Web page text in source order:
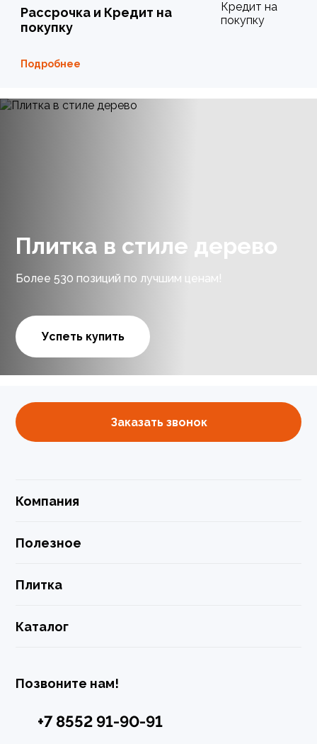
Рассрочка и Кредит на
покупку
Подробнее
Плитка в стиле дерево
Успеть купить
Более 530 позиций по лучшим ценам!
Заказать звонок
Компания
Полезное
Плитка
Каталог
Позвоните нам!
+7 8552 91-90-91